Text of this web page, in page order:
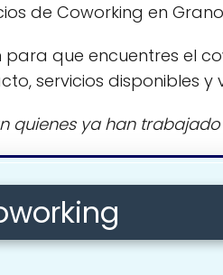
de Coworking en
que encuentres el
servicios disponibles y
quienes ya han